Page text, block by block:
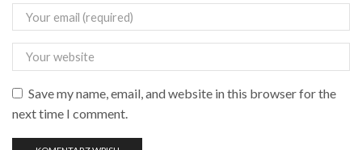
Save my name, email, and website in this browser for the
next time I comment.